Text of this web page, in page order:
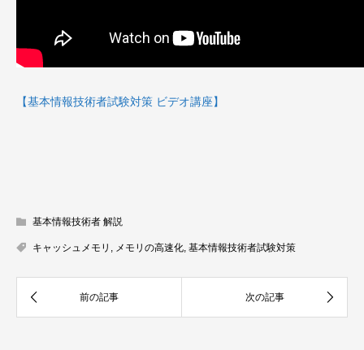
【基本情報技術者試験対策 ビデオ講座】
基本情報技術者 解説
キャッシュメモリ メモリの高速化 基本情報技術者試験対策